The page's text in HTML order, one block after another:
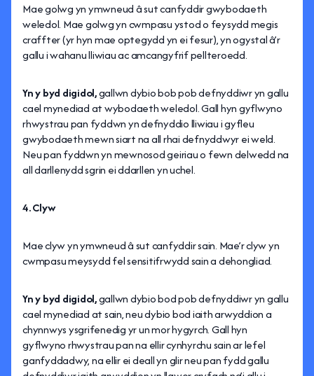
Mae golwg yn ymwneud â sut canfyddir gwybodaeth
weledol. Mae golwg yn cwmpasu ystod o feysydd megis
craffter (yr hyn mae optegydd yn ei fesur), yn ogystal â’r
gallu i wahanu lliwiau ac amcangyfrif pellteroedd.
Yn y byd digidol,gallwn dybio bob pob defnyddiwr yn gallu
cael mynediad at wybodaeth weledol. Gall hyn gyflwyno
rhwystrau pan fyddwn yn defnyddio lliwiau i gyfleu
gwybodaeth mewn siart na all rhai defnyddwyr ei weld.
Neu pan fyddwn yn mewnosod geiriau o fewn delwedd na
all darllenydd sgrin ei ddarllen yn uchel.
4. Clyw
Mae clyw yn ymwneud â sut canfyddir sain. Mae’r clyw yn
cwmpasu meysydd fel sensitifrwydd sain a dehongliad.
Yn y byd digidol,gallwn dybio bod pob defnyddiwr yn gallu
cael mynediad at sain, neu dybio bod iaith arwyddion a
chynnwys ysgrifenedig yr un mor hygyrch. Gall hyn
gyflwyno rhwystrau pan na ellir cynhyrchu sain ar lefel
ganfyddadwy, na ellir ei deall yn glir neu pan fydd gallu